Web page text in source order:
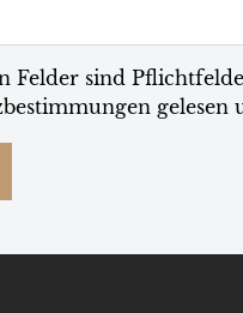
Felder sind
gelesen